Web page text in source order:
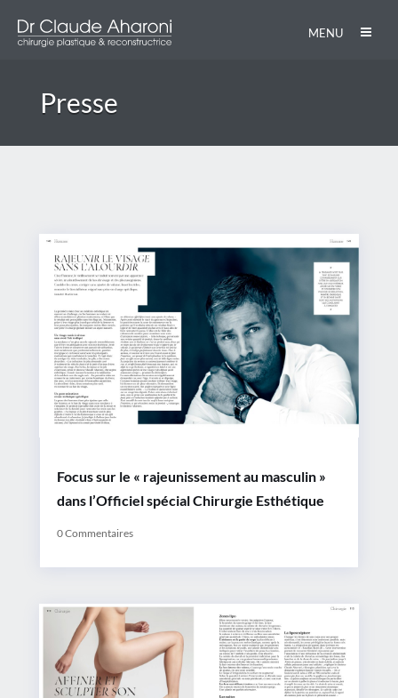
Presse
Focus sur le « rajeunissement au masculin »
dans l’Officiel spécial Chirurgie Esthétique
0 Commentaires
MENU